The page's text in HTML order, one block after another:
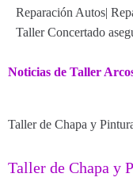
Reparación Autos|
Taller Concertado
Noticias de Taller
Taller de Chapa y
Taller de Chapa y